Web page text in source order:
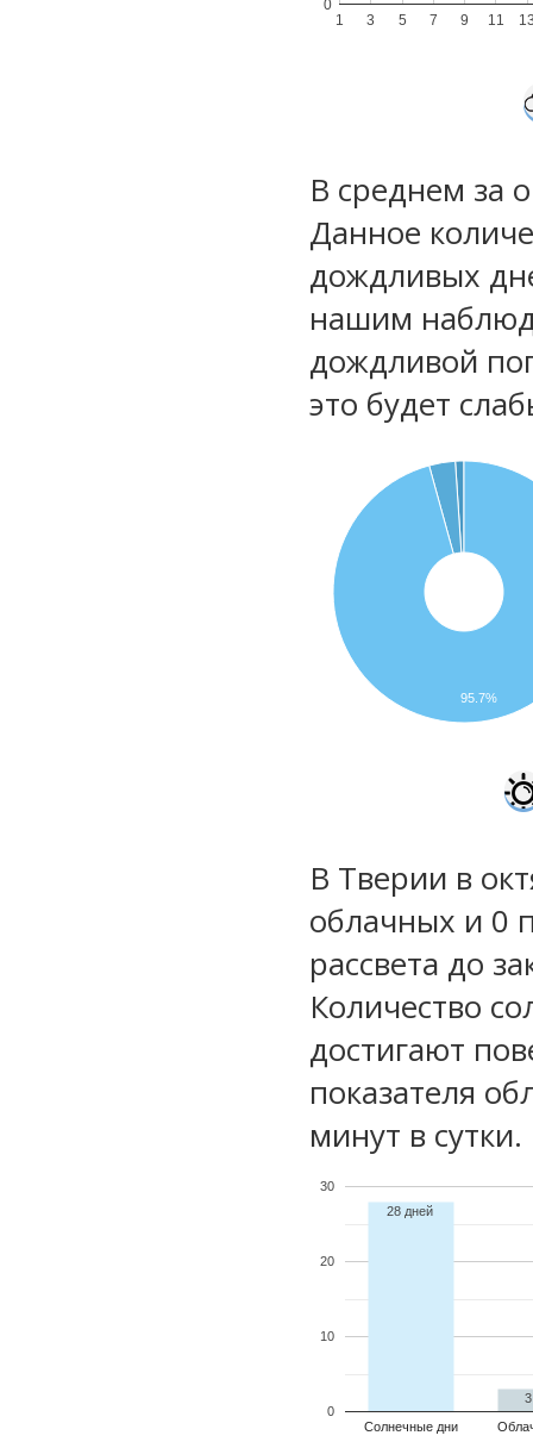
1 3 5 7 9 11
0
В среднем за
Данное
дождливых
нашим
дождливой
это будет
95.7%
В Тверии в
облачных и 0
рассвета до
Количество
достигают
показателя
минут в сутки.
Солнечные дни
0
10
20
30
28 дней